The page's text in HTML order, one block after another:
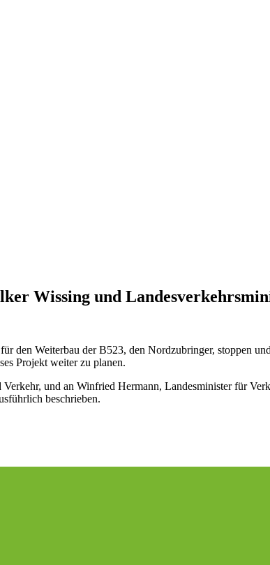
Wissing und
Weiterbau der B523, den Nordzubringer, stoppen
Projekt weiter zu planen.
und an Winfried Hermann, Landesminister für
beschrieben.